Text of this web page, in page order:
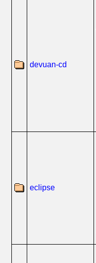
devuan-cd
eclipse